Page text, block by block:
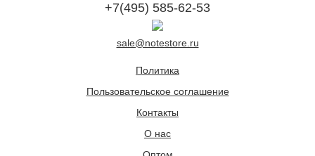
+7(495) 585-62-53
sale@notestore.ru
Политика
Пользовательское соглашение
Контакты
О нас